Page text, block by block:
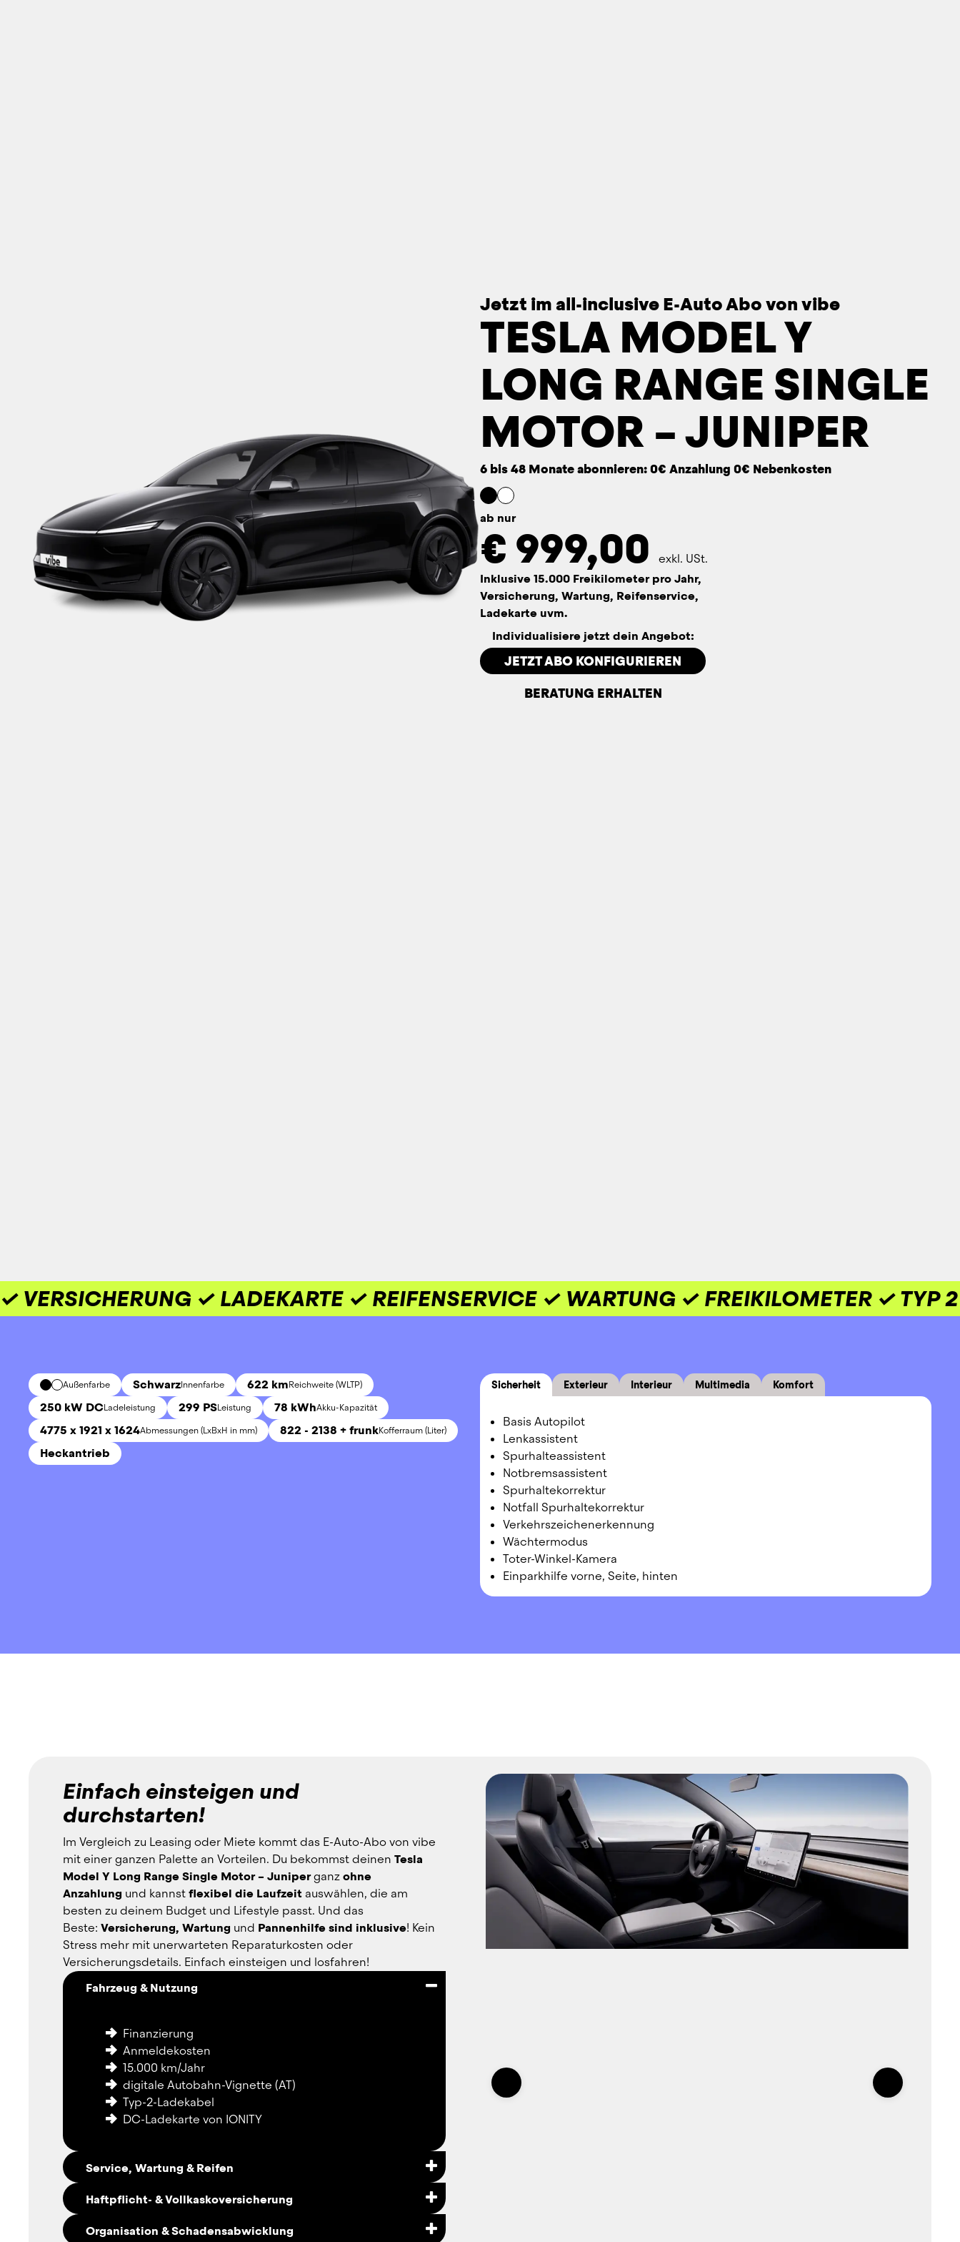
Jetzt im all-inclusive E-Auto Abo von vibe
TESLA MODEL Y
LONG RANGE SINGLE
MOTOR – JUNIPER
6 bis 48 Monate abonnieren: 0€ Anzahlung 0€ Nebenkosten
ab nur
€ 999,00
exkl. USt.
Inklusive 15.000 Freikilometer pro Jahr,
Versicherung, Wartung, Reifenservice,
Ladekarte uvm.
Individualisiere jetzt dein Angebot:
JETZT ABO KONFIGURIEREN
BERATUNG ERHALTEN
✓ VERSICHERUNG ✓ LADEKARTE ✓ REIFENSERVICE ✓ WARTUNG ✓ FREIKILOMETER ✓ TYP
Außenfarbe SchwarzInnenfarbe 622 kmReichweite (WLTP)
250 kW DCLadeleistung 299 PSLeistung 78 kWhAkku-Kapazität
4775 x 1921 x 1624Abmessungen (LxBxH in mm) 822 - 2138 + frunkKofferraum (Liter)
Heckantrieb
Sicherheit Exterieur Interieur Multimedia Komfort
Basis Autopilot
Lenkassistent
Spurhalteassistent
Notbremsassistent
Spurhaltekorrektur
Notfall Spurhaltekorrektur
Verkehrszeichenerkennung
Wächtermodus
Toter-Winkel-Kamera
Einparkhilfe vorne, Seite, hinten
Einfach einsteigen und
durchstarten!
Im Vergleich zu Leasing oder Miete kommt das E-Auto-Abo von vibe
mit einer ganzen Palette an Vorteilen. Du bekommst deinen Tesla
Model Y Long Range Single Motor – Juniper ganz ohne
Anzahlung und kannst flexibel die Laufzeit auswählen, die am
besten zu deinem Budget und Lifestyle passt. Und das
Beste: Versicherung, Wartung und Pannenhilfe sind inklusive! Kein
Stress mehr mit unerwarteten Reparaturkosten oder
Versicherungsdetails. Einfach einsteigen und losfahren!
Fahrzeug & Nutzung
Finanzierung
Anmeldekosten
15.000 km/Jahr
digitale Autobahn-Vignette (AT)
Typ-2-Ladekabel
DC-Ladekarte von IONITY
Service, Wartung & Reifen
Wartung
Haftpflicht- & Vollkaskoversicherung
Organisation & Schadensabwicklung